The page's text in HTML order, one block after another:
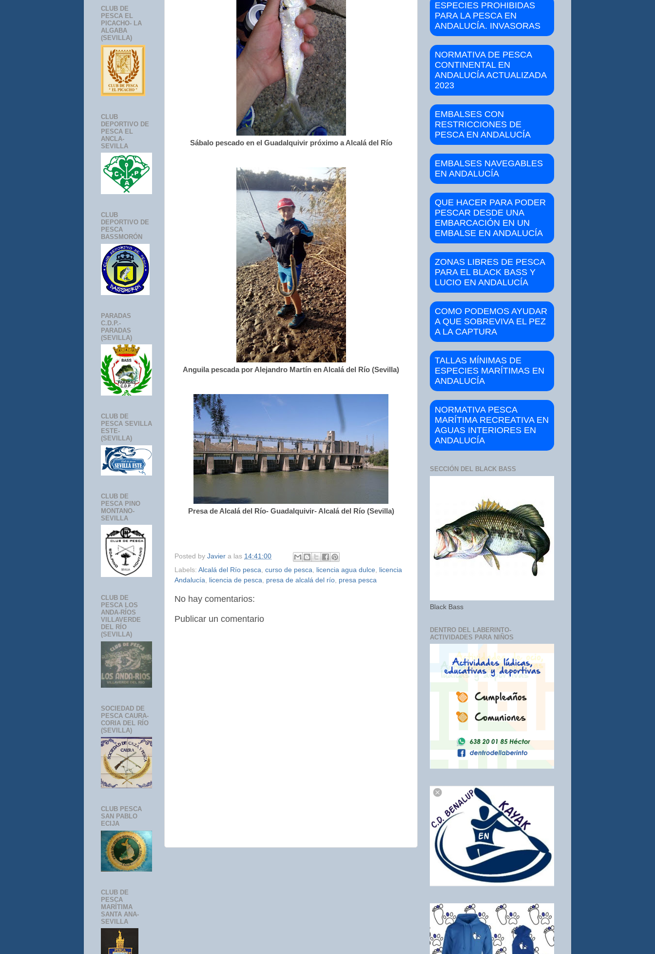
Sábalo pescado en el Guadalquivir próximo a Alcalá del Río
Anguila pescada por Alejandro Martín en Alcalá del Río (Sevilla)
Presa de Alcalá del Río- Guadalquivir- Alcalá del Río (Sevilla)
Posted by Javier a las 14:41:00
Labels: Alcalá del Río pesca curso de pesca licencia agua dulce licencia
Andalucía
licencia de pesca presa de alcalá del río presa pesca
No hay comentarios:
Publicar un comentario
CLUB DE
PESCA EL
PICACHO- LA
ALGABA
(SEVILLA)
CLUB
DEPORTIVO DE
PESCA EL
ANCLA-
SEVILLA
CLUB
DEPORTIVO DE
PESCA
BASSMORÓN
PARADAS
C.D.P.-
PARADAS
(SEVILLA)
CLUB DE
PESCA SEVILLA
ESTE-
(SEVILLA)
CLUB DE
PESCA PINO
MONTANO-
SEVILLA
CLUB DE
PESCA LOS
ANDA-RÍOS
VILLAVERDE
DEL RÍO
(SEVILLA)
SOCIEDAD DE
PESCA CAURA-
CORIA DEL RÍO
(SEVILLA)
CLUB PESCA
SAN PABLO
ECIJA
CLUB DE
PESCA
MARÍTIMA
SANTA ANA-
SEVILLA
ESPECIES PROHIBIDAS
PARA LA PESCA EN
ANDALUCÍA. INVASORAS
NORMATIVA DE PESCA
CONTINENTAL EN
ANDALUCÍA ACTUALIZADA
2023
EMBALSES CON
RESTRICCIONES DE
PESCA EN ANDALUCÍA
EMBALSES NAVEGABLES
EN ANDALUCÍA
QUE HACER PARA PODER
PESCAR DESDE UNA
EMBARCACIÓN EN UN
EMBALSE EN ANDALUCÍA
ZONAS LIBRES DE PESCA
PARA EL BLACK BASS Y
LUCIO EN ANDALUCÍA
COMO PODEMOS AYUDAR
A QUE SOBREVIVA EL PEZ
A LA CAPTURA
TALLAS MÍNIMAS DE
ESPECIES MARÍTIMAS EN
ANDALUCÍA
NORMATIVA PESCA
MARÍTIMA RECREATIVA EN
AGUAS INTERIORES EN
ANDALUCÍA
SECCIÓN DEL BLACK BASS
Black Bass
DENTRO DEL LABERINTO-
ACTIVIDADES PARA NIÑOS